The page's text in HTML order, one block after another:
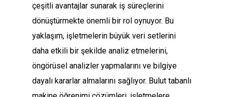
çeşitli avantajlar sunarak iş süreçlerini
dönüştürmekte önemli bir rol oynuyor. Bu
yaklaşım, işletmelerin büyük veri setlerini
daha etkili bir şekilde analiz etmelerini,
öngörüsel analizler yapmalarını ve bilgiye
dayalı kararlar almalarını sağlıyor. Bulut tabanlı